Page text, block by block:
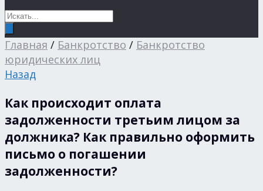
Главная / Банкротство / Банкротство
юридических лиц
Назад
Как происходит оплата
задолженности третьим лицом за
должника? Как правильно оформить
письмо о погашении
задолженности?